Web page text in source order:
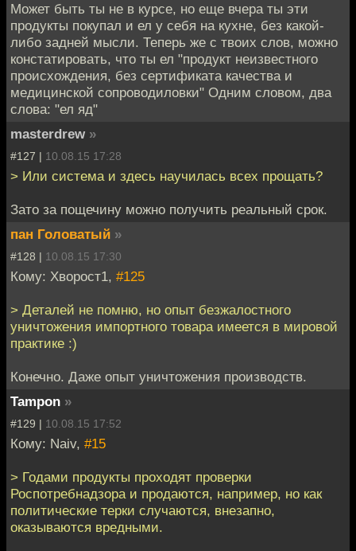
Может быть ты не в курсе, но еще вчера ты эти
продукты покупал и ел у себя на кухне, без какой-
либо задней мысли. Теперь же с твоих слов, можно
констатировать, что ты ел "продукт неизвестного
происхождения, без сертификата качества и
медицинской сопроводиловки" Одним словом, два
слова: "ел яд"
masterdrew »
#127 | 10.08.15 17:28
> Или система и здесь научилась всех прощать?
Зато за пощечину можно получить реальный срок.
пан Головатый »
#128 | 10.08.15 17:30
Кому: Хворост1, #125
> Деталей не помню, но опыт безжалостного
уничтожения импортного товара имеется в мировой
практике :)
Конечно. Даже опыт уничтожения производств.
Tampon »
#129 | 10.08.15 17:52
Кому: Naiv, #15
> Годами продукты проходят проверки
Роспотребнадзора и продаются, например, но как
политические терки случаются, внезапно,
оказываются вредными.